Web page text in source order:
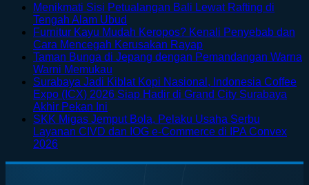
Menikmati Sisi Petualangan Bali Lewat Rafting di
Tengah Alam Ubud
Comments
on
Menikmati
Petualangan
Bali
Rafting
di
Ubud
Furnitur Kayu Mudah Keropos? Kenali Penyebab dan
Cara Mencegah Kerusakan RayapNo
Comments
Furnitur
Kayu
Keropos?
Kenali
Cara
Taman Bunga di Jepang dengan Pemandangan Warna
Warni Memukau
Comments
on
Bunga
di
Pemandangan
Surabaya Jadi Kiblat Kopi Nasional, Indonesia Coffee
Expo (ICX) 2026 Siap Hadir di Grand City Surabaya
Akhir Pekan Ini
Comments
on
Kiblat
SKK Migas Jemput Bola, Pelaku Usaha Serbu
Layanan CIVD dan IOG e-Commerce di IPA Convex
2026No
on